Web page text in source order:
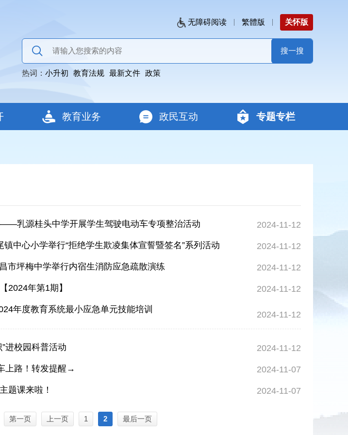
无障碍阅读 繁體版 关怀版
热词： 小升初 教育法规 最新文件 政策
教育业务 政民互动 专题专栏
乳源桂头中学开展学生驾驶电动车专项整治活动 2024-11-12
中心小学举行“拒绝学生欺凌集体宣誓暨签名”系列活动 2024-11-12
市坪梅中学举行内宿生消防应急疏散演练 2024-11-12
2024年第1期】 2024-11-12
年度教育系统最小应急单元技能培训
2024-11-12
进校园科普活动 2024-11-12
上路！转发提醒→ 2024-11-07
题课来啦！ 2024-11-07
第一页 上一页 1 2 最后一页